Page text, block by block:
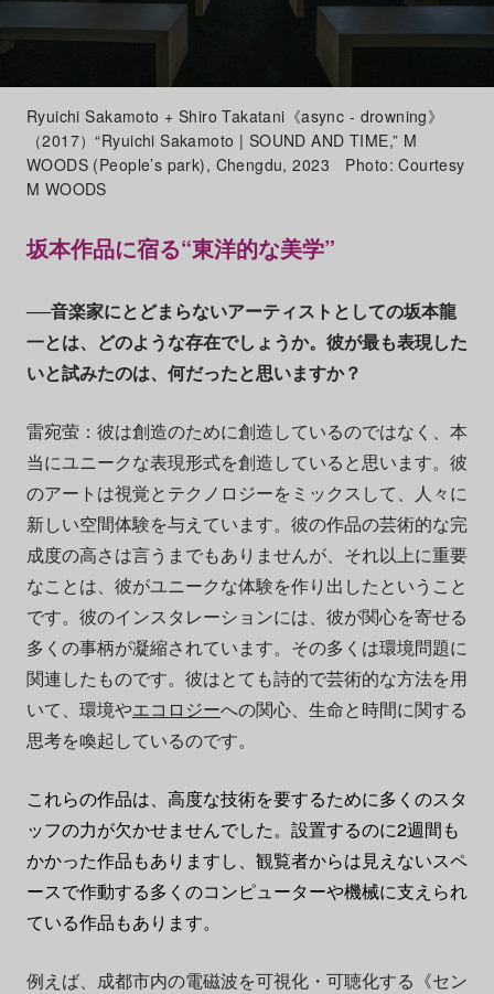
Ryuichi Sakamoto + Shiro Takatani《async - drowning》
（2017）“Ryuichi Sakamoto | SOUND AND TIME,” M
WOODS (People’s park), Chengdu, 2023 Photo: Courtesy
M WOODS
坂本作品に宿る“東洋的な美学”
──音楽家にとどまらないアーティストとしての坂本龍
一とは、どのような存在でしょうか。彼が最も表現した
いと試みたのは、何だったと思いますか？
雷宛萤：彼は創造のために創造しているのではなく、本
当にユニークな表現形式を創造していると思います。彼
のアートは視覚とテクノロジーをミックスして、人々に
新しい空間体験を与えています。彼の作品の芸術的な完
成度の高さは言うまでもありませんが、それ以上に重要
なことは、彼がユニークな体験を作り出したということ
です。彼のインスタレーションには、彼が関心を寄せる
多くの事柄が凝縮されています。その多くは環境問題に
関連したものです。彼はとても詩的で芸術的な方法を用
いて、環境やエコロジーへの関心、生命と時間に関する
思考を喚起しているのです。
これらの作品は、高度な技術を要するために多くのスタ
ッフの力が欠かせませんでした。設置するのに2週間も
かかった作品もありますし、観覧者からは見えないスペ
ースで作動する多くのコンピューターや機械に支えられ
ている作品もあります。
例えば、成都市内の電磁波を可視化・可聴化する《セン